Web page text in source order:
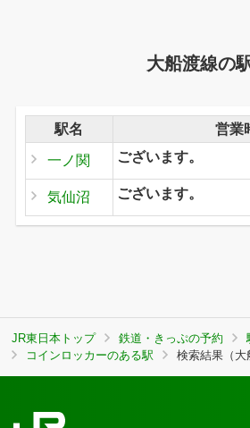
大船渡線の
駅名 営業
一ノ関 ございます。
気仙沼 ございます。
JR東日本トップ 鉄道・きっぷの予約
コインロッカーのある駅
検索結果（大